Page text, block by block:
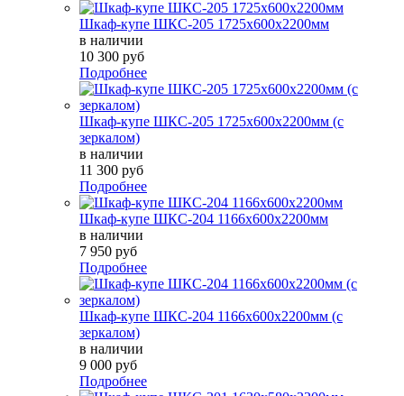
Шкаф-купе ШКС-205 1725х600х2200мм
в наличии
10 300 руб
Подробнее
Шкаф-купе ШКС-205 1725х600х2200мм (с
зеркалом)
в наличии
11 300 руб
Подробнее
Шкаф-купе ШКС-204 1166х600х2200мм
в наличии
7 950 руб
Подробнее
Шкаф-купе ШКС-204 1166х600х2200мм (с
зеркалом)
в наличии
9 000 руб
Подробнее